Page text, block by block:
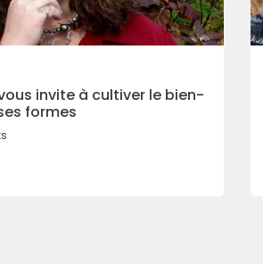
invite à cultiver le bien-
formes